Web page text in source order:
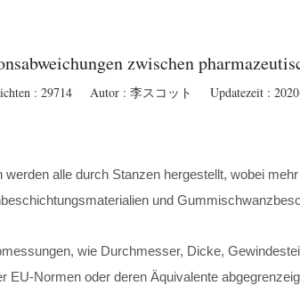
zwischen
: 29714 Autor : 李スコット Updatezeit :
alle durch Stanzen hergestellt, wobei
und
wie Durchmesser, Dicke,
EU-Normen oder deren Äquivalente